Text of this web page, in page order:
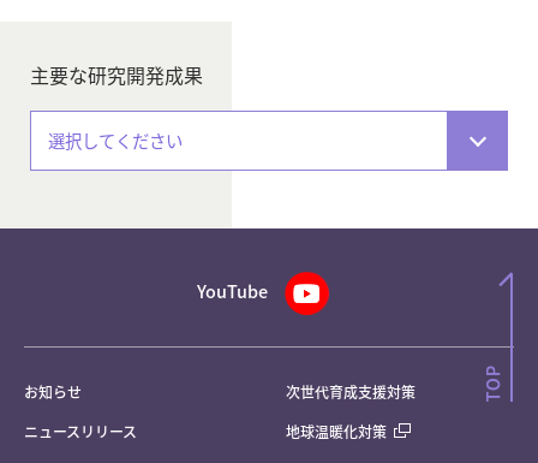
主要な研究開発成果
選択してください
YouTube
お知らせ
ニュースリリース
次世代育成支援対策
地球温暖化対策